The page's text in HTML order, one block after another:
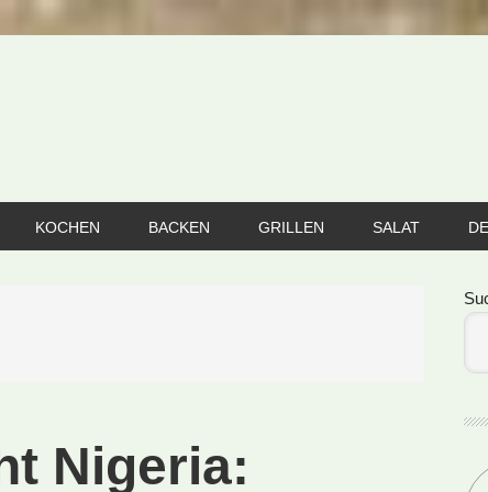
KOCHEN BACKEN GRILLEN SALAT
Nigeria: